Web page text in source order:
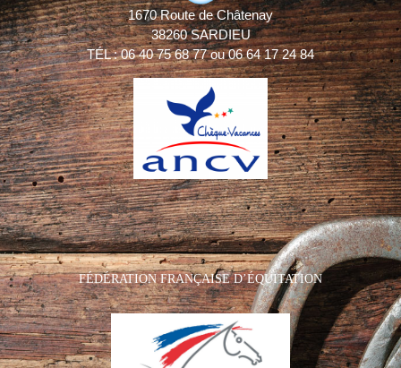
1670 Route de Châtenay
38260 SARDIEU
TÉL : 06 40 75 68 77 ou 06 64 17 24 84
FÉDÉRATION FRANÇAISE D’ÉQUITATION